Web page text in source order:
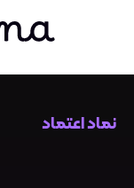
نماد اعتماد